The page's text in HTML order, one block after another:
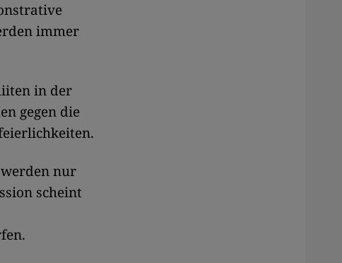
immer
in der
gegen die
nur
scheint